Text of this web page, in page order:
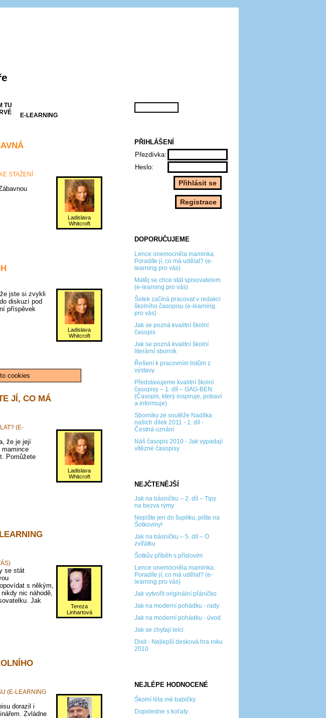
TU
E-LEARNING
PŘIHLÁŠENÍ
Přezdívka:
Heslo:
DOPORUČUJEME
Lence onemocněla maminka.
Poradíte jí, co má udělat? (e-
learning pro vás)
Matěj se chce stát spisovatelem
(e-learning pro vás)
Šotek začíná pracovat v redakci
školního časopisu (e-learning
pro vás)
Jak se pozná kvalitní školní
časopis
Jak se pozná kvalitní školní
literární sborník
Řešení k pracovním listům z
výstavy
Představujeme kvalitní školní
časopisy – 1. díl – GAG-BEN
(Časopis, který inspiruje, pobaví
a informuje)
Sborníky ze soutěže Nadílka
našich dílek 2011 - 1. díl -
Čestná uznání
Náš časopis 2010 - Jak vypadají
vítězné časopisy
NEJČTENĚJŠÍ
Jak na básničku – 2. díl – Tipy
na bezva rýmy
Nepište jen do šuplíku, pište na
Šotkoviny!
Jak na básničku – 5. díl – O
zvířátku
Šotkův příběh s příslovím
Lence onemocněla maminka.
Poradíte jí, co má udělat? (e-
learning pro vás)
Jak vytvořit originální přáníčko
Jak na moderní pohádku - rady
Jak na moderní pohádku - úvod
Jak se chytají lelci
Dixit - Nejlepší desková hra roku
2010
NEJLÉPE HODNOCENÉ
Školní léta mé babičky
Dopoledne s koťaty
STAŽENÍ
Ladislava
Whitcroft
Ladislava
Whitcroft
jste si zvykli
diskuzí pod
příspěvek
cookies
JÍ, CO MÁ
(E-
Ladislava
Whitcroft
že je její
mamince
Pomůžete
Tereza
Linhartová
se stát
s někým,
nic náhodě,
Jak
(E-LEARNING
dorazil i
Zvládne